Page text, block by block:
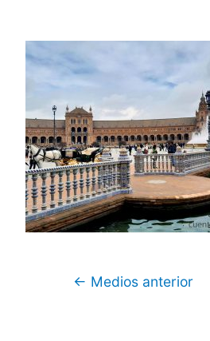
Navegación
← Medios anterior